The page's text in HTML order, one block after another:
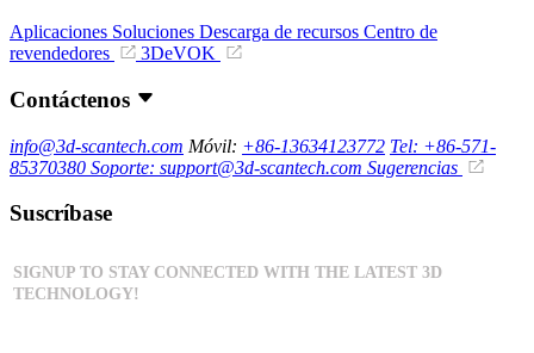
Aplicaciones Soluciones Descarga de recursos Centro de
revendedores
3DeVOK
Contáctenos
info@3d-scantech.com Móvil: +86-13634123772 Tel: +86-571-
85370380 Soporte: support@3d-scantech.com Sugerencias
Suscríbase